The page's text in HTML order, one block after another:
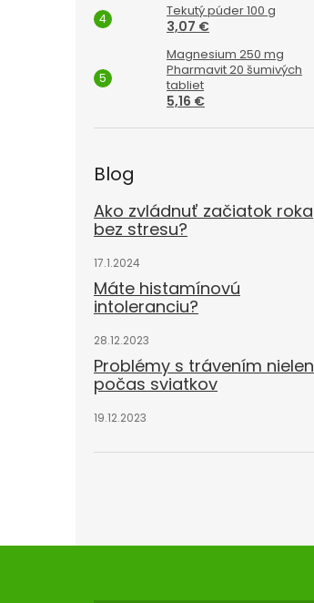
Tekutý púder 100 g
3,07 €
Magnesium 250 mg
Pharmavit 20 šumivých
tabliet
5,16 €
Blog
Ako zvládnuť začiatok roka
bez stresu?
17.1.2024
Máte histamínovú
intoleranciu?
28.12.2023
Problémy s trávením nielen
počas sviatkov
19.12.2023
Z